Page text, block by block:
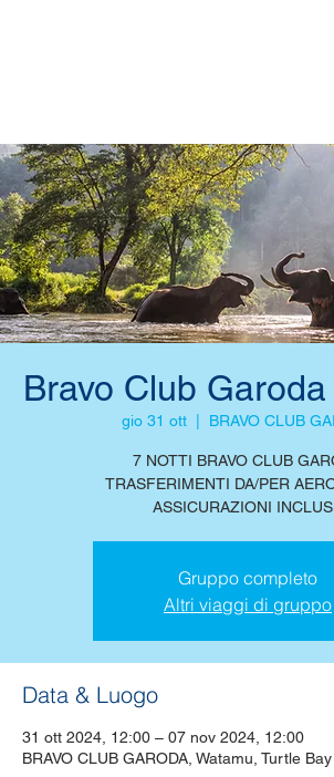
Bravo Club
gio 31 ott
  |
BRAVO CLUB
7 NOTTI BRAVO CLUB
TRASFERIMENTI DA/PER
ASSICURAZIONI
Gruppo completo
Altri viaggi di gruppo
Data & Luogo
31 ott 2024, 12:00 – 07 nov 2024, 12:00
BRAVO CLUB GARODA, Watamu, Turtle